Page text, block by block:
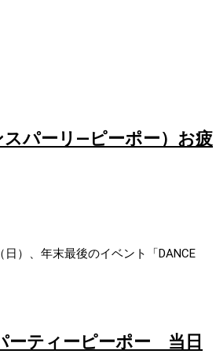
スパーリ―ピーポー）お疲
）、年末最後のイベント「DANCE
ーティーピーポー 当日